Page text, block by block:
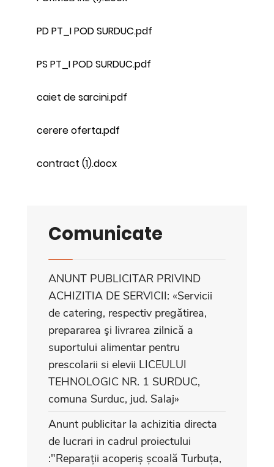
PD PT_I POD SURDUC.pdf
PS PT_I POD SURDUC.pdf
caiet de sarcini.pdf
cerere oferta.pdf
contract (1).docx
Comunicate
ANUNT PUBLICITAR PRIVIND
ACHIZITIA DE SERVICII: «Servicii
de catering, respectiv pregătirea,
prepararea şi livrarea zilnică a
suportului alimentar pentru
prescolarii si elevii LICEULUI
TEHNOLOGIC NR. 1 SURDUC,
comuna Surduc, jud. Salaj»
Anunt publicitar la achizitia directa
de lucrari in cadrul proiectului
:"Reparații acoperiș școală Turbuța,